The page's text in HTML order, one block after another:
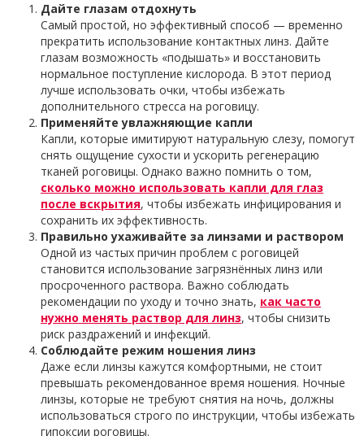
Дайте глазам отдохнуть
Самый простой, но эффективный способ — временно
прекратить использование контактных линз. Дайте
глазам возможность «подышать» и восстановить
нормальное поступление кислорода. В этот период
лучше использовать очки, чтобы избежать
дополнительного стресса на роговицу.
Применяйте увлажняющие капли
Капли, которые имитируют натуральную слезу, помогут
снять ощущение сухости и ускорить регенерацию
тканей роговицы. Однако важно помнить о том,
сколько можно использовать капли для глаз
после вскрытия, чтобы избежать инфицирования и
сохранить их эффективность.
Правильно ухаживайте за линзами и раствором
Одной из частых причин проблем с роговицей
становится использование загрязнённых линз или
просроченного раствора. Важно соблюдать
рекомендации по уходу и точно знать, как часто
нужно менять раствор для линз, чтобы снизить
риск раздражений и инфекций.
Соблюдайте режим ношения линз
Даже если линзы кажутся комфортными, не стоит
превышать рекомендованное время ношения. Ночные
линзы, которые не требуют снятия на ночь, должны
использоваться строго по инструкции, чтобы избежать
гипоксии роговицы.